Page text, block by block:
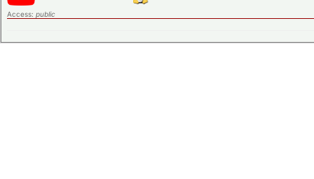
Access: public